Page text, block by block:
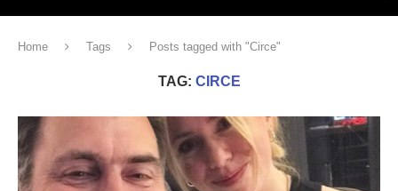
Home Tags Posts tagged with "Circe"
TAG: CIRCE